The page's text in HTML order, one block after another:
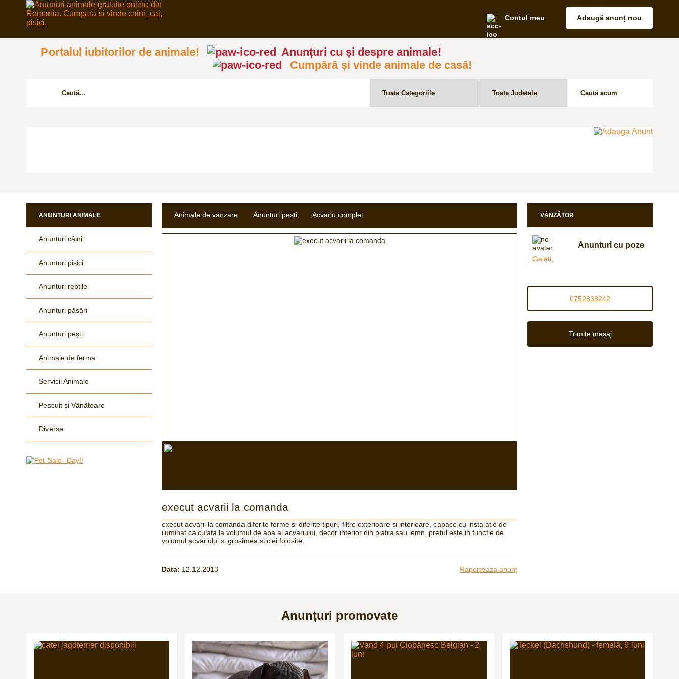
Contul meu Adaugă anunț nou
Portalul iubitorilor de animale!
Anunțuri cu și despre animale!
Cumpără și vinde animale de casă!
ANUNȚURI ANIMALE
Anunțuri câini
Anunțuri pisici
Anunțuri reptile
Anunțuri păsări
Anunțuri pești
Animale de ferma
Servicii Animale
Pescuit și Vânãtoare
Diverse
Animale de vanzare Anunțuri pești Acvariu complet
execut acvarii la comanda
execut acvarii la comanda diferite forme si diferite tipuri, filtre exterioare si interioare, capace cu instalatie de
iluminat calculata la volumul de apa al acvariului, decor interior din piatra sau lemn. pretul este in functie de
volumul acvariului si grosimea sticlei folosite.
Data: 12.12.2013 Raporteaza anunț
VÂNZĂTOR
Anunturi cu poze
Galati,
0752838242
Trimite mesaj
Anunțuri promovate